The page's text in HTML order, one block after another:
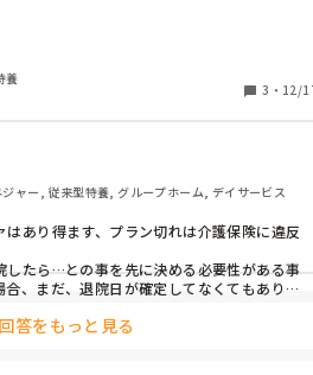
養
3 ・ 12/
ャー, 従来型特養, グループホーム, デイサービス
あり得ます、プラン切れは介護保険に違反
したら…との事を先に決める必要性がある事
合、まだ、退院日が確定してなくてもありま
回答をもっと見る